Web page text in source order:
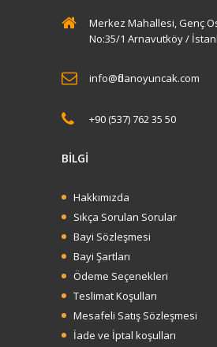
İncele
Merkez Mahallesi, Genç
No:35/1 Arnavutköy /
info@fidanoyuncak.com
+90 (537) 762 35 50
BİLGİ
Hakkımızda
Sıkça Sorulan Sorular
Bayi Sözleşmesi
Bayi Şartları
Ödeme Seçenekleri
Teslimat Koşulları
Mesafeli Satış Sözleşmesi
İade ve İptal koşulları